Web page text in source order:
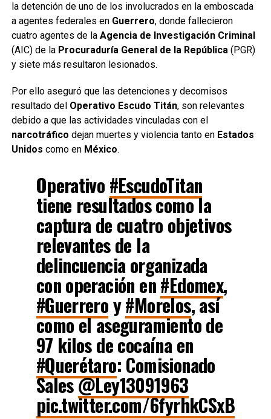
la detención de uno de los involucrados en la emboscada
a agentes federales en Guerrero, donde fallecieron
cuatro agentes de la Agencia de Investigación Criminal
(AIC) de la Procuraduría General de la República (PGR)
y siete más resultaron lesionados.
Por ello aseguró que las detenciones y decomisos
resultado del Operativo Escudo Titán, son relevantes
debido a que las actividades vinculadas con el
narcotráfico dejan muertes y violencia tanto en Estados
Unidos como en México.
Operativo #EscudoTitan
tiene resultados como la
captura de cuatro objetivos
relevantes de la
delincuencia organizada
con operación en#Edomex,
#Guerreroy#Morelos, así
como el aseguramiento de
97 kilos de cocaína en
#Querétaro: Comisionado
Sales@Ley13091963
pic.twitter.com/6fyrhkCSxB